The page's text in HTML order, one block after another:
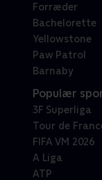
Forræder
Bachelorette
Yellowstone
Paw Patrol
Barnaby
Populær
3F Superliga
Tour de
FIFA VM 2026
A Liga
ATP